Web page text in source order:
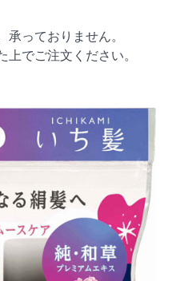
っておりません。
でご注文ください。